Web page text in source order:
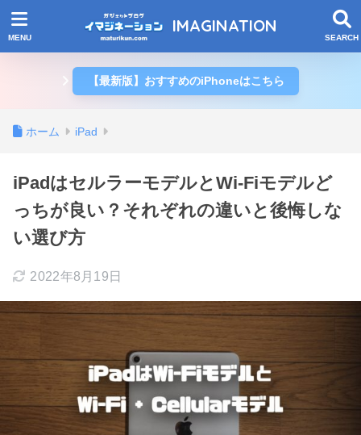
IMAGINATION
【最新版】おすすめのiPhoneはこちら
ホーム iPad
iPadはセルラーモデルとWi-Fiモデルど
っちが良い？それぞれの違いと後悔しな
い選び方
2022年8月19日